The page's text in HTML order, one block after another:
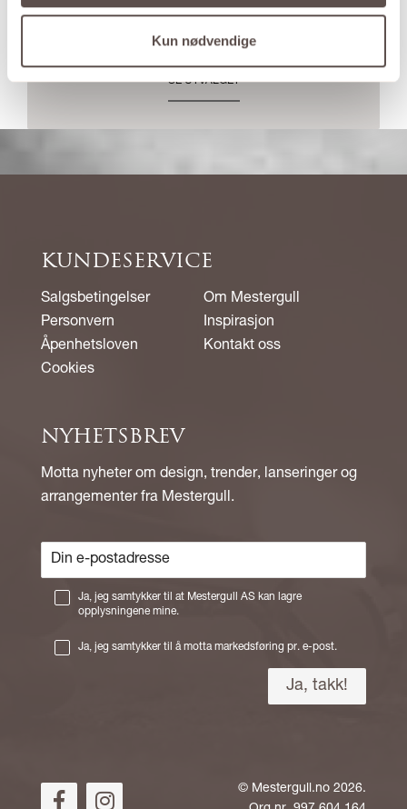
Kun nødvendige
Den mest omfattende kolleksjonen av smykker
med diamant
SE UTVALGET
KUNDESERVICE
Salgsbetingelser
Personvern
Åpenhetsloven
Cookies
Om Mestergull
Inspirasjon
Kontakt oss
NYHETSBREV
Motta nyheter om design, trender, lanseringer og
arrangementer fra Mestergull.
Ja, jeg samtykker til at Mestergull AS kan lagre
opplysningene mine.
Ja, jeg samtykker til å motta markedsføring pr. e-post.
© Mestergull.no 2026.